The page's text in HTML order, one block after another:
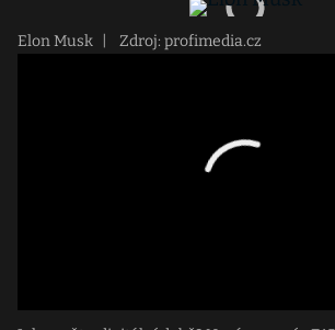
Elon Musk Zdroj: profimedia.cz